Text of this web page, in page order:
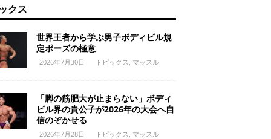
クス
世界王者から学ぶ男子ボディビル規
定ポーズの極意
2026年7月30日 トピックス マッスル
「脚の筋肥大が止まらない」ボディ
ビル界の貴公子が2026年の大会へ自
信のぞかせる
2026年7月28日 トピックス マッスル